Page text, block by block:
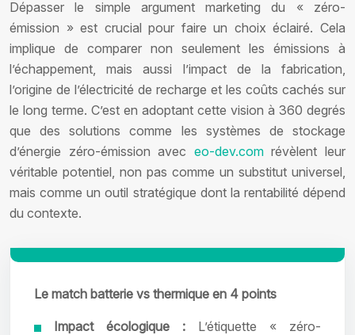
Dépasser le simple argument marketing du « zéro-
émission » est crucial pour faire un choix éclairé. Cela
implique de comparer non seulement les émissions à
l’échappement, mais aussi l’impact de la fabrication,
l’origine de l’électricité de recharge et les coûts cachés sur
le long terme. C’est en adoptant cette vision à 360 degrés
que des solutions comme les systèmes de stockage
d’énergie zéro-émission avec eo-dev.comrévèlent leur
véritable potentiel, non pas comme un substitut universel,
mais comme un outil stratégique dont la rentabilité dépend
du contexte.
Le match batterie vs thermique en 4 points
Impact écologique : L’étiquette « zéro-